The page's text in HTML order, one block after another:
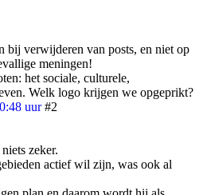
bij verwijderen van posts, en niet op
meningen!
het sociale, culturele,
Welk logo krijgen we opgeprikt?
uur #2
zeker.
actief wil zijn, was ook al